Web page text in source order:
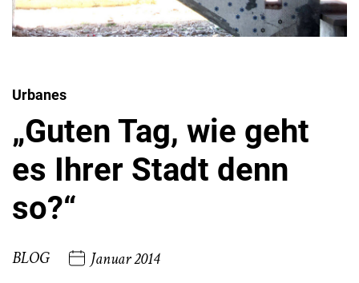
Urbanes
„Guten Tag, wie geht
es Ihrer Stadt denn
so?“
BLOG Januar 2014